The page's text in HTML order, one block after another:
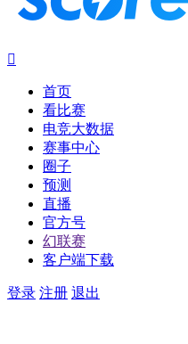

首页
看比赛
电竞大数据
赛事中心
圈子
预测
直播
官方号
幻联赛
客户端下载
登录 注册 退出